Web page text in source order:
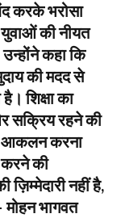
करके भरोसा
की नीयत
कहा कि
की मदद से
शिक्षा का
सक्रिय रहने की
आकलन करना
करने की
ज़िम्मेदारी नहीं है,
मोहन भागवत